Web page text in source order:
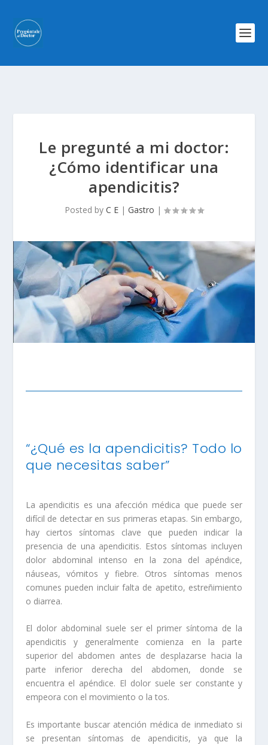
Le pregunté a mi doctor:
¿Cómo identificar una
apendicitis?
Posted by C E | Gastro |
“¿Qué es la apendicitis? Todo lo
que necesitas saber”
La apendicitis es una afección médica que puede ser
difícil de detectar en sus primeras etapas. Sin embargo,
hay ciertos síntomas clave que pueden indicar la
presencia de una apendicitis. Estos síntomas incluyen
dolor abdominal intenso en la zona del apéndice,
náuseas, vómitos y fiebre. Otros síntomas menos
comunes pueden incluir falta de apetito, estreñimiento
o diarrea.
El dolor abdominal suele ser el primer síntoma de la
apendicitis y generalmente comienza en la parte
superior del abdomen antes de desplazarse hacia la
parte inferior derecha del abdomen, donde se
encuentra el apéndice. El dolor suele ser constante y
empeora con el movimiento o la tos.
Es importante buscar atención médica de inmediato si
se presentan síntomas de apendicitis, ya que la